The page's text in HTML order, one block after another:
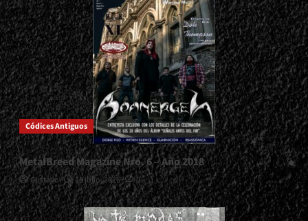
Códices Antiguos
MetalBreed Magazine Nro. 6 – Año 2018
Gustavo 15 julio, 2026 0